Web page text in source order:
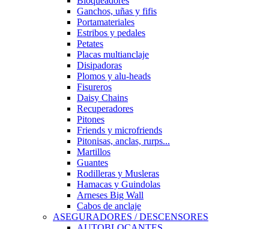
Ganchos, uñas y fifis
Portamateriales
Estribos y pedales
Petates
Placas multianclaje
Disipadoras
Plomos y alu-heads
Fisureros
Daisy Chains
Recuperadores
Pitones
Friends y microfriends
Pitonisas, anclas, rurps...
Martillos
Guantes
Rodilleras y Musleras
Hamacas y Guindolas
Arneses Big Wall
Cabos de anclaje
ASEGURADORES / DESCENSORES